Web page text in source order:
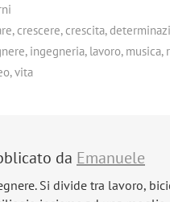
,crescere,crescita,
, ingegneria, lavoro, musica,
,vita
da Emanuele
Si divide tra lavoro,